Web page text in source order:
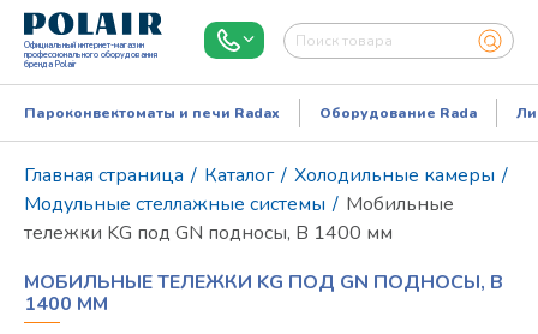
Официальный интернет-магазин
профессионального оборудования
бренда Polair
Пароконвектоматы и печи Radax Оборудование Rada
Главная страница / Каталог / Холодильные камеры /
Модульные стеллажные системы / Мобильные
тележки KG под GN подносы, В 1400 мм
МОБИЛЬНЫЕ ТЕЛЕЖКИ KG ПОД GN ПОДНОСЫ, В
1400 ММ